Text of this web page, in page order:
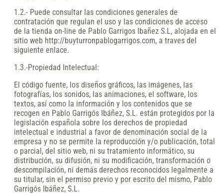
1.2.- Puede consultar las condiciones generales de
contratación que regulan el uso y las condiciones de acceso
de la tienda on-line de Pablo Garrigos Ibañez S.L, alojada en el
sitio web http://buyturronpablogarrigos.com, a traves del
siguiente enlace.
1.3.-Propiedad Intelectual:
El código fuente, los diseños gráficos, las imágenes, las
fotografías, los sonidos, las animaciones, el software, los
textos, así como la información y los contenidos que se
recogen en Pablo Garrigós Ibáñez, S.L. están protegidos por la
legislación española sobre los derechos de propiedad
intelectual e industrial a favor de denominación social de la
empresa y no se permite la reproducción y/o publicación, total
o parcial, del sitio web, ni su tratamiento informático, su
distribución, su difusión, ni su modificación, transformación o
descompilación, ni demás derechos reconocidos legalmente a
su titular, sin el permiso previo y por escrito del mismo, Pablo
Garrigós Ibáñez, S.L.